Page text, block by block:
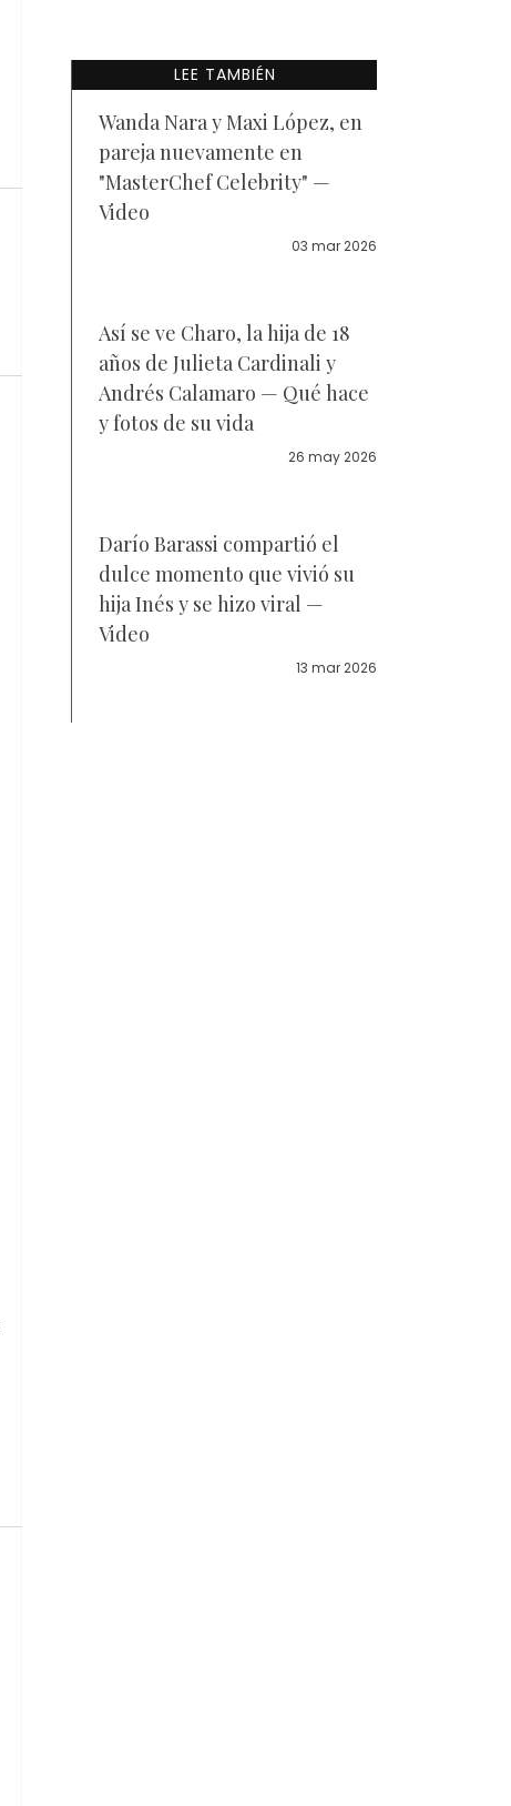
LEE TAMBIÉN
Wanda Nara y Maxi López, en
pareja nuevamente en
"MasterChef Celebrity" —
Video
03 mar 2026
Así se ve Charo, la hija de 18
años de Julieta Cardinali y
Andrés Calamaro — Qué hace
y fotos de su vida
26 may 2026
Darío Barassi compartió el
dulce momento que vivió su
hija Inés y se hizo viral —
Video
13 mar 2026